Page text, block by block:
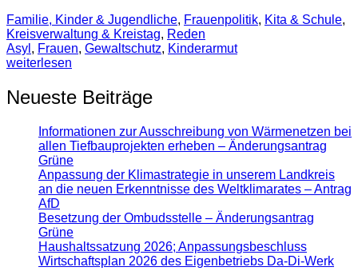
Familie, Kinder & Jugendliche, Frauenpolitik, Kita & Schule,
Kreisverwaltung & Kreistag, Reden
Asyl , Frauen, Gewaltschutz, Kinderarmut
weiterlesen
Neueste Beiträge
Informationen zur Ausschreibung von Wärmenetzen bei
allen Tiefbauprojekten erheben – Änderungsantrag
Grüne
Anpassung der Klimastrategie in unserem Landkreis
an die neuen Erkenntnisse des Weltklimarates – Antrag
AfD
Besetzung der Ombudsstelle – Änderungsantrag
Grüne
Haushaltssatzung 2026; Anpassungsbeschluss
Wirtschaftsplan 2026 des Eigenbetriebs Da-Di-Werk